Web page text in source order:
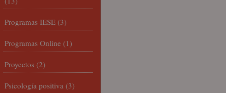
Programas IESE (3)
Programas Online (1)
Proyectos (2)
Psicología positiva (3)